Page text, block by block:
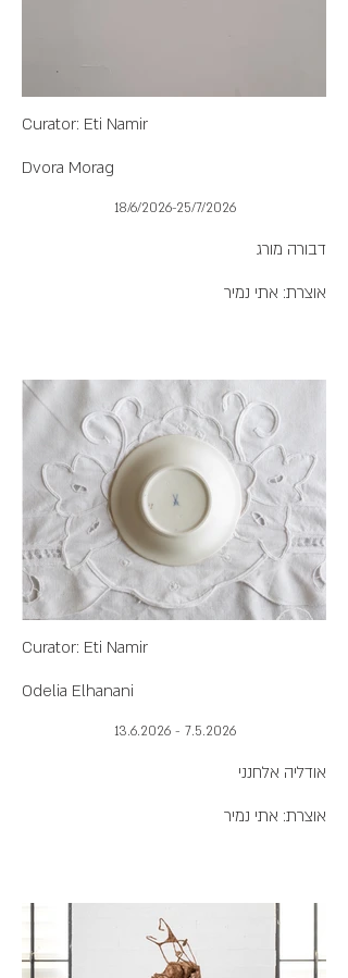
Curator: Eti Namir
Dvora Morag
18/6/2026-25/7/2026
דבורה מורג
אוצרת: אתי נמיר
שלוש
מערכות
Curator: Eti Namir
Odelia Elhanani
7.5.2026 - 13.6.2026
אודליה אלחנני
אוצרת: אתי נמיר
הַכֶּנֶס